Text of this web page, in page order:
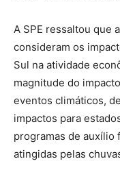
A SPE ressaltou que
consideram os
Sul na atividade
magnitude do
eventos climáticos,
impactos para
programas de auxílio
atingidas pelas